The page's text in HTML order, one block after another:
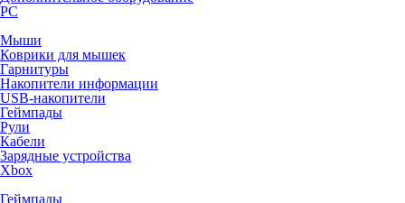
PC
Мыши
Коврики для мышек
Гарнитуры
Накопители информации
USB-накопители
Геймпады
Рули
Кабели
Зарядные устройства
Xbox
Геймпады